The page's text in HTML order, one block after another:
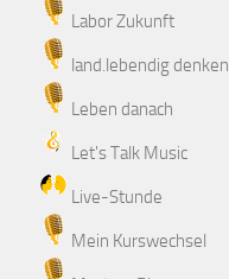
Labor Zukunft
land.lebendig denken
Leben danach
Let's Talk Music
Live-Stunde
Mein Kurswechsel